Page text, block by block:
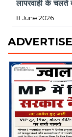
लापरवाही के चलते
8 June 2026